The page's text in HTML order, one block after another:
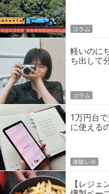
コラム
軽いのに
ち出して
コラム
1万円台
に使える
体験レポ
【レジェ